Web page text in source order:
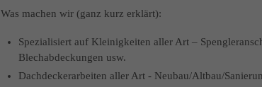
Was machen wir (ganz kurz erklärt):
Spezialisiert auf Kleinigkeiten aller Art –
Blechabdeckungen usw.
Dachdeckerarbeiten aller Art - Neubau/Altbau/